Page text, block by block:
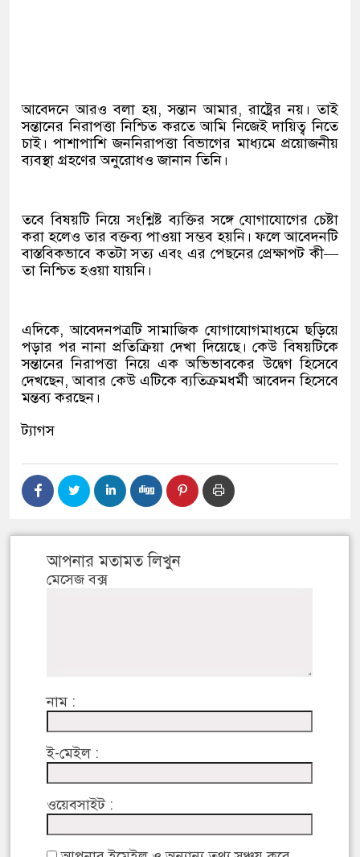
আবেদনে আরও বলা হয়, সন্তান আমার, রাষ্ট্রের নয়। তাই
সন্তানের নিরাপত্তা নিশ্চিত করতে আমি নিজেই দায়িত্ব নিতে
চাই। পাশাপাশি জননিরাপত্তা বিভাগের মাধ্যমে প্রয়োজনীয়
ব্যবস্থা গ্রহণের অনুরোধও জানান তিনি।
তবে বিষয়টি নিয়ে সংশ্লিষ্ট ব্যক্তির সঙ্গে যোগাযোগের চেষ্টা
করা হলেও তার বক্তব্য পাওয়া সম্ভব হয়নি। ফলে আবেদনটি
বাস্তবিকভাবে কতটা সত্য এবং এর পেছনের প্রেক্ষাপট কী—
তা নিশ্চিত হওয়া যায়নি।
এদিকে, আবেদনপত্রটি সামাজিক যোগাযোগমাধ্যমে ছড়িয়ে
পড়ার পর নানা প্রতিক্রিয়া দেখা দিয়েছে। কেউ বিষয়টিকে
সন্তানের নিরাপত্তা নিয়ে এক অভিভাবকের উদ্বেগ হিসেবে
দেখছেন, আবার কেউ এটিকে ব্যতিক্রমধর্মী আবেদন হিসেবে
মন্তব্য করছেন।
ট্যাগস
আপনার মতামত লিখুন
মেসেজ বক্স
নাম :
ই-মেইল :
ওয়েবসাইট :